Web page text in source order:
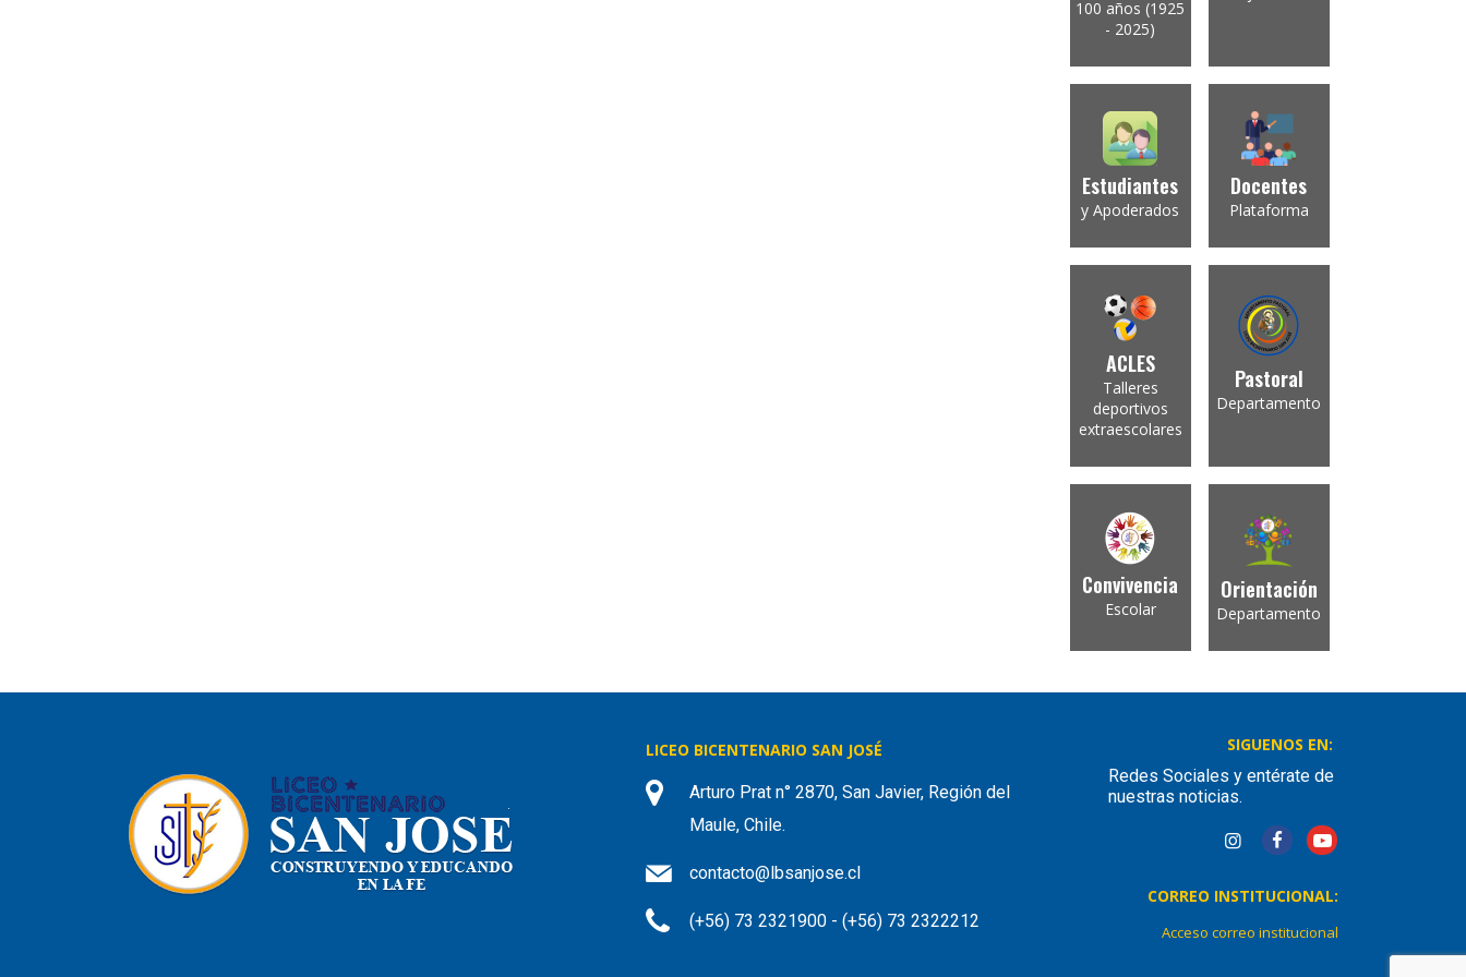
100 años (1925
- 2025)
Estudiantes
y Apoderados
Docentes
Plataforma
ACLES
Talleres
deportivos
extraescolares
Pastoral
Departamento
Convivencia
Escolar
Orientación
Departamento
LICEO BICENTENARIO SAN JOSÉ
Arturo Prat n° 2870, San Javier, Región del
Maule, Chile.
contacto@lbsanjose.cl
(+56) 73 2321900 - (+56) 73 2322212
SIGUENOS EN:
Redes Sociales y entérate de
nuestras noticias.
CORREO INSTITUCIONAL:
Acceso correo institucional